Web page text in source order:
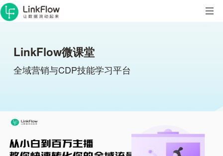
LinkFlow微课堂
全域营销与CDP技能学习平台